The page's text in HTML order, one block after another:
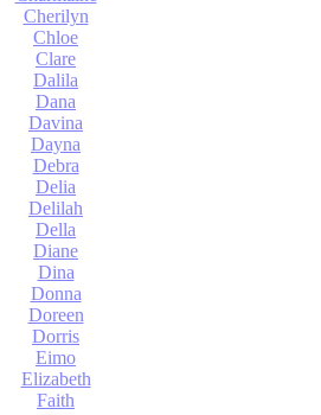
Cherilyn
Chloe
Clare
Dalila
Dana
Davina
Dayna
Debra
Delia
Delilah
Della
Diane
Dina
Donna
Doreen
Dorris
Eimo
Elizabeth
Faith